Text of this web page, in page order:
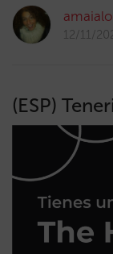
12/11/
(ESP)